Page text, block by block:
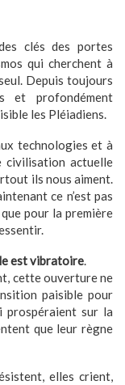
clés des portes
qui cherchent à
Depuis toujours
et profondément
les Pléiadiens.
technologies et à
civilisation actuelle
ils nous aiment.
ce n’est pas
que pour la première
est vibratoire.
cette ouverture ne
paisible pour
prospéraient sur la
que leur règne
elles crient,